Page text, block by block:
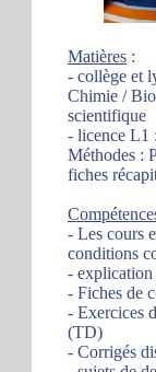
Matières :
- collège et
Chimie /
scientifique
- licence L1
Méthodes :
fiches
- Les cours
conditions
-
- Fiches de
- Exercices
(TD)
- Corrigés